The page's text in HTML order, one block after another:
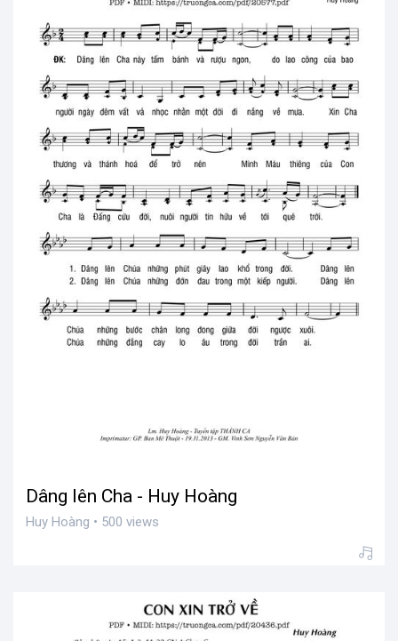
Dâng lên Cha - Huy Hoàng
Huy Hoàng • 500 views